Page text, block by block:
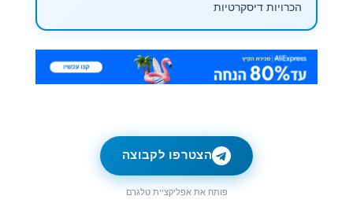
הכרויות דיסקרטיות
הצטרפו לקבוצה
פותח את אפליקציית טלגרם